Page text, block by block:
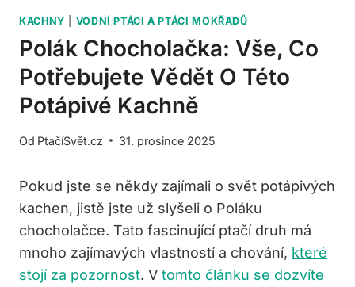
KACHNY VODNÍ PTÁCI A PTÁCI MOKŘADŮ
Polák Chocholačka: Vše, Co
Potřebujete Vědět O Této
Potápivé Kachně
Od PtačíSvět.cz 31. prosince 2025
Pokud jste se někdy zajímali o svět potápivých
kachen, jistě jste už slyšeli o Poláku
chocholačce. Tato fascinující ptačí druh má
mnoho zajímavých vlastností a chování, které
stojí za pozornost. V tomto článku se dozvíte